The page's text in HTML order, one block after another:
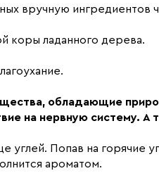
вручную ингредиентов
коры ладанного дерева.
обладающие
на нервную систему. А
Попав на горячие
ароматом.